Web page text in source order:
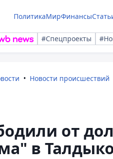
ПолитикаМирФинансы
#Спецпроекты
Новости происшествий
от
в